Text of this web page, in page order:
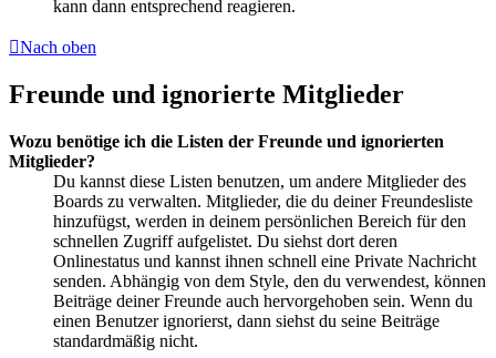
kann dann entsprechend reagieren.
Nach oben
Freunde und ignorierte Mitglieder
Wozu benötige ich die Listen der Freunde und ignorierten
Mitglieder?
Du kannst diese Listen benutzen, um andere Mitglieder des
Boards zu verwalten. Mitglieder, die du deiner Freundesliste
hinzufügst, werden in deinem persönlichen Bereich für den
schnellen Zugriff aufgelistet. Du siehst dort deren
Onlinestatus und kannst ihnen schnell eine Private Nachricht
senden. Abhängig von dem Style, den du verwendest, können
Beiträge deiner Freunde auch hervorgehoben sein. Wenn du
einen Benutzer ignorierst, dann siehst du seine Beiträge
standardmäßig nicht.